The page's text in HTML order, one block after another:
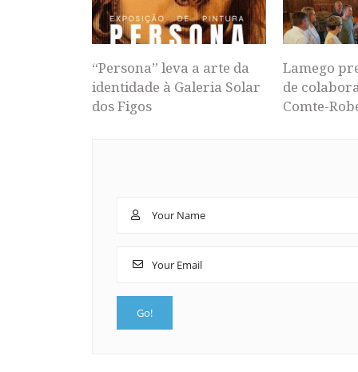
“Persona” leva a arte da
identidade à Galeria Solar
dos Figos
Lamego
de
Comte-